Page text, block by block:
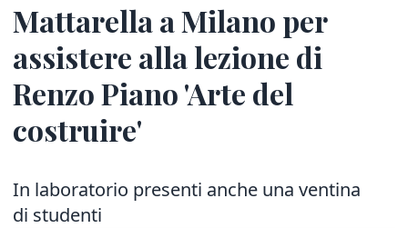
Mattarella a Milano per
assistere alla lezione di
Renzo Piano 'Arte del
costruire'
In laboratorio presenti anche una ventina
di studenti